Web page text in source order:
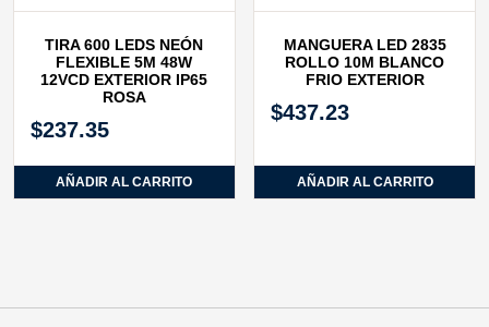
TIRA 600 LEDS NEÓN
FLEXIBLE 5M 48W
12VCD EXTERIOR IP65
ROSA
$237.35
AÑADIR AL CARRITO
MANGUERA LED 2835
ROLLO 10M BLANCO
FRIO EXTERIOR
$437.23
AÑADIR AL CARRITO